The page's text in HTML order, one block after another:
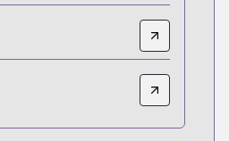
vizmanga/chapters/
comic.jp/